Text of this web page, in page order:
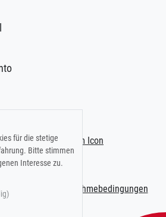
Teilnahmebedingungen
für die stetige
Bitte stimmen
Interesse zu.